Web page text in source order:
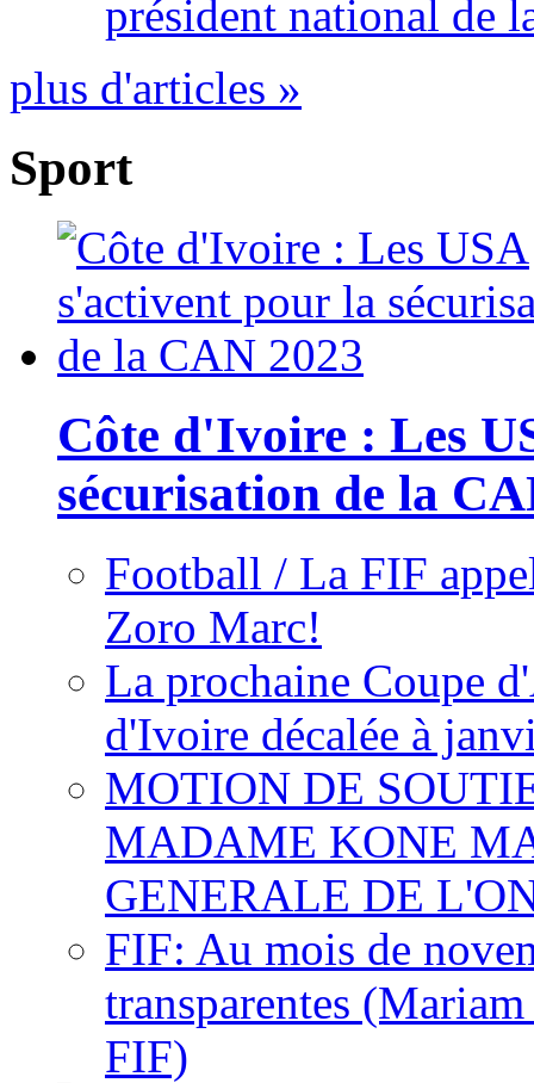
président national de
plus d'articles »
Sport
Côte d'Ivoire : Les
sécurisation de la
Football / La FIF
Zoro Marc!
La prochaine Coupe
d'Ivoire décalée à
MOTION DE
MADAME KONE
GENERALE DE
FIF: Au mois de
transparentes
FIF)